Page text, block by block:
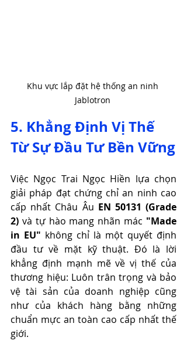
Khu vực lắp đặt hệ thống an ninh
Jablotron
5. Khẳng Định Vị Thế
Từ Sự Đầu Tư Bền Vững
Việc Ngọc Trai Ngọc Hiền lựa chọn
giải pháp đạt chứng chỉ an ninh cao
cấp nhất Châu Âu EN 50131 (Grade
2) và tự hào mang nhãn mác "Made
in EU" không chỉ là một quyết định
đầu tư về mặt kỹ thuật. Đó là lời
khẳng định mạnh mẽ về vị thế của
thương hiệu: Luôn trân trọng và bảo
vệ tài sản của doanh nghiệp cũng
như của khách hàng bằng những
chuẩn mực an toàn cao cấp nhất thế
giới.